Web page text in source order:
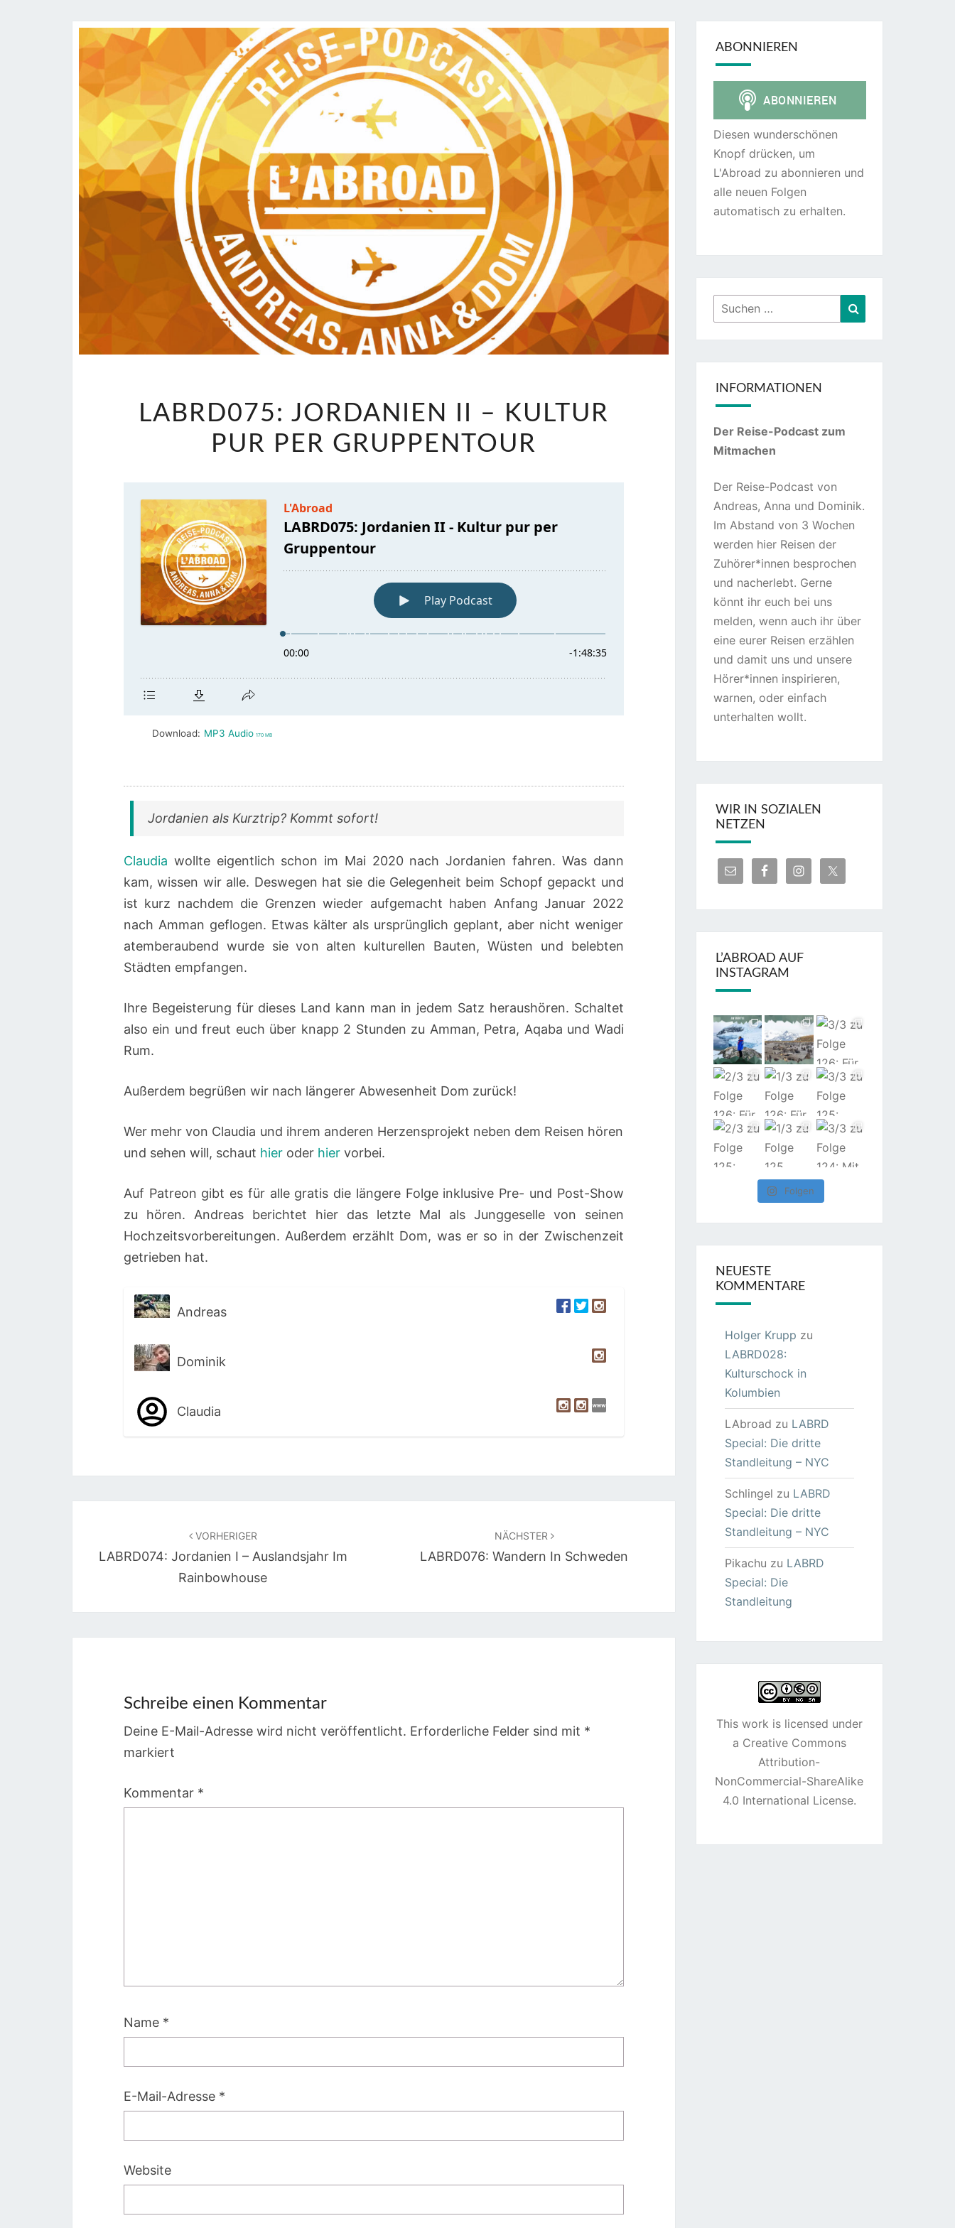
JORDANIEN
II
PER
GRUPPENTOUR
LABRD075: JORDANIEN II – KULTUR
PUR PER GRUPPENTOUR
Download: MP3 Audio 170 MB
Jordanien als Kurztrip? Kommt sofort!
Claudia wollte eigentlich schon im Mai 2020 nach Jordanien fahren. Was dann
kam, wissen wir alle. Deswegen hat sie die Gelegenheit beim Schopf gepackt und
ist kurz nachdem die Grenzen wieder aufgemacht haben Anfang Januar 2022
nach Amman geflogen. Etwas kälter als ursprünglich geplant, aber nicht weniger
atemberaubend wurde sie von alten kulturellen Bauten, Wüsten und belebten
Städten empfangen.
Ihre Begeisterung für dieses Land kann man in jedem Satz heraushören. Schaltet
also ein und freut euch über knapp 2 Stunden zu Amman, Petra, Aqaba und Wadi
Rum.
Außerdem begrüßen wir nach längerer Abwesenheit Dom zurück!
Wer mehr von Claudia und ihrem anderen Herzensprojekt neben dem Reisen hören
und sehen will, schaut hier oder hier vorbei.
Auf Patreon gibt es für alle gratis die längere Folge inklusive Pre- und Post-Show
zu hören. Andreas berichtet hier das letzte Mal als Junggeselle von seinen
Hochzeitsvorbereitungen. Außerdem erzählt Dom, was er so in der Zwischenzeit
getrieben hat.
Andreas
Dominik
Claudia
VORHERIGER
LABRD074: Jordanien I – Auslandsjahr Im
Rainbowhouse
NÄCHSTER
LABRD076: Wandern In Schweden
Schreibe einen Kommentar
Deine E-Mail-Adresse wird nicht veröffentlicht. Erforderliche Felder sind mit *
markiert
Kommentar *
Name *
E-Mail-Adresse *
Website
ABONNIEREN
Diesen wunderschönen
Knopf drücken, um
L'Abroad zu abonnieren und
alle neuen Folgen
automatisch zu erhalten.
Suchen
nach:
INFORMATIONEN
Der Reise-Podcast zum
Mitmachen
Der Reise-Podcast von
Andreas, Anna und Dominik.
Im Abstand von 3 Wochen
werden hier Reisen der
Zuhörer*innen besprochen
und nacherlebt. Gerne
könnt ihr euch bei uns
melden, wenn auch ihr über
eine eurer Reisen erzählen
und damit uns und unsere
Hörer*innen inspirieren,
warnen, oder einfach
unterhalten wollt.
WIR IN SOZIALEN
NETZEN
L’ABROAD AUF
INSTAGRAM
Folgen
NEUESTE
KOMMENTARE
Holger Krupp zu
LABRD028:
Kulturschock in
Kolumbien
LAbroad zu LABRD
Special: Die dritte
Standleitung – NYC
Schlingel zu LABRD
Special: Die dritte
Standleitung – NYC
Pikachu zu LABRD
Special: Die
Standleitung
This work is licensed under
a Creative Commons
Attribution-
NonCommercial-ShareAlike
4.0 International License.